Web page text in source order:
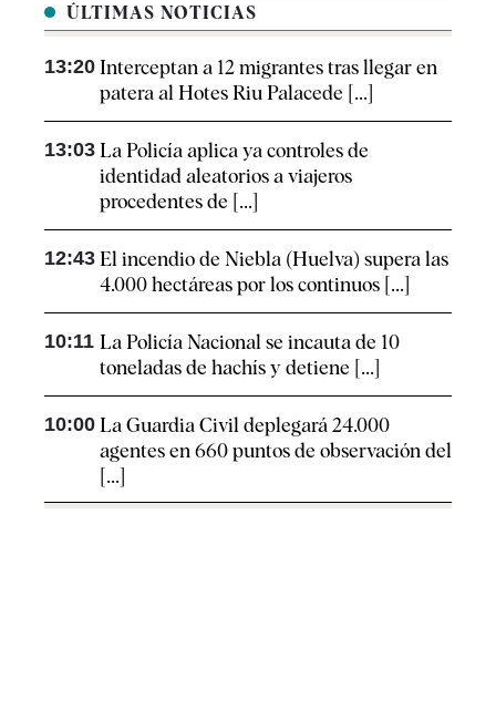
ÚLTIMAS NOTICIAS
13:20 Interceptan a 12 migrantes tras llegar en
patera al Hotes Riu Palacede [...]
13:03 La Policía aplica ya controles de
identidad aleatorios a viajeros
procedentes de [...]
12:43 El incendio de Niebla (Huelva) supera las
4.000 hectáreas por los continuos [...]
10:11 La Policía Nacional se incauta de 10
toneladas de hachís y detiene [...]
10:00 La Guardia Civil deplegará 24.000
agentes en 660 puntos de observación del
[...]